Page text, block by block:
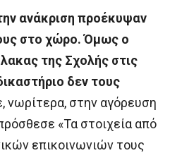
ανάκριση προέκυψαν
στο χώρο. Όμως ο
της Σχολής στις
δεν τους
νωρίτερα, στην αγόρευση
«Τα στοιχεία από
επικοινωνιών τους